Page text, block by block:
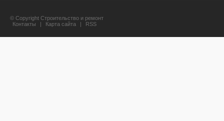
© Copyright Строительство и ремонт
Контакты
| Карта сайта | RSS